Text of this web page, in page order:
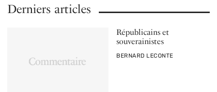
Derniers articles
Républicains et
souverainistes
PAR
BERNARD LECONTE